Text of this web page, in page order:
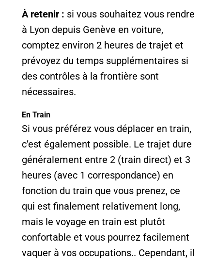
À retenir : si vous souhaitez vous rendre
à Lyon depuis Genève en voiture,
comptez environ 2 heures de trajet et
prévoyez du temps supplémentaires si
des contrôles à la frontière sont
nécessaires.
En Train
Si vous préférez vous déplacer en train,
c’est également possible. Le trajet dure
généralement entre 2 (train direct) et 3
heures (avec 1 correspondance) en
fonction du train que vous prenez, ce
qui est finalement relativement long,
mais le voyage en train est plutôt
confortable et vous pourrez facilement
vaquer à vos occupations.. Cependant, il